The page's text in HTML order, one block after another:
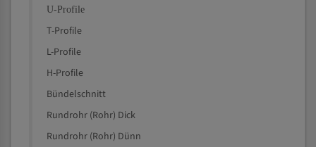
U-Profile
T-Profile
L-Profile
H-Profile
Bündelschnitt
Rundrohr (Rohr) Dick
Rundrohr (Rohr) Dünn